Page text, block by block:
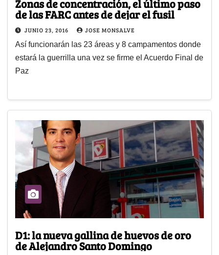
Zonas de concentración, el último paso
de las FARC antes de dejar el fusil
JUNIO 23, 2016 JOSE MONSALVE
Así funcionarán las 23 áreas y 8 campamentos donde
estará la guerrilla una vez se firme el Acuerdo Final de
Paz
D1: la nueva gallina de huevos de oro
de Alejandro Santo Domingo